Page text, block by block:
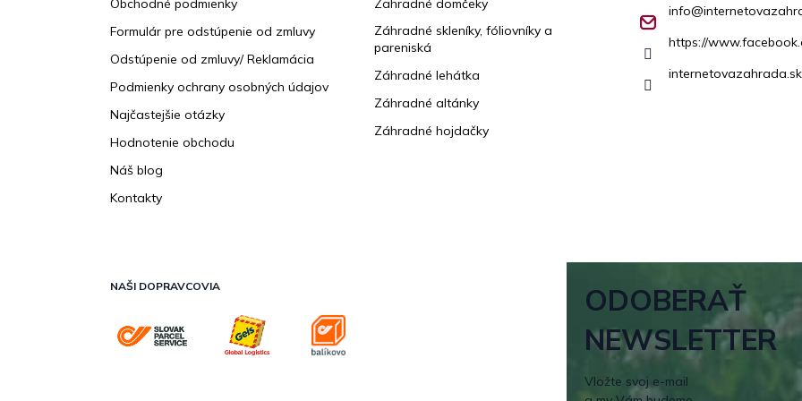
Obchodné podmienky
Formulár pre odstúpenie od zmluvy
Odstúpenie od zmluvy/ Reklamácia
Podmienky ochrany osobných údajov
Najčastejšie otázky
Hodnotenie obchodu
Náš blog
Kontakty
Zahradné domčeky
Záhradné skleníky, fóliovníky a
pareniská
Záhradné lehátka
Záhradné altánky
Záhradné hojdačky
info@
https://
internetovazahrada.sk
NAŠI DOPRAVCOVIA
ODOBERAŤ
NEWSLETTER
Vložte svoj e-mail